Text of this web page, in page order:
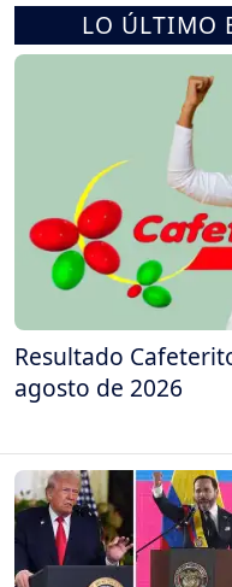
LO ÚLTIMO
Resultado
agosto de 2026